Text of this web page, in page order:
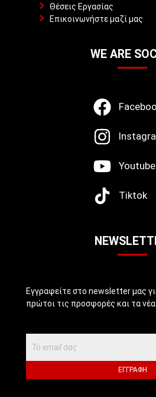
Θέσεις Εργασίας
Επικοινωνήστε μαζί μας
WE ARE
Youtube
Tiktok
Εγγραφείτε στο newsletter μας
πρώτοι τις προσφορές και τα
ΕΓΓΡΑΦΉ